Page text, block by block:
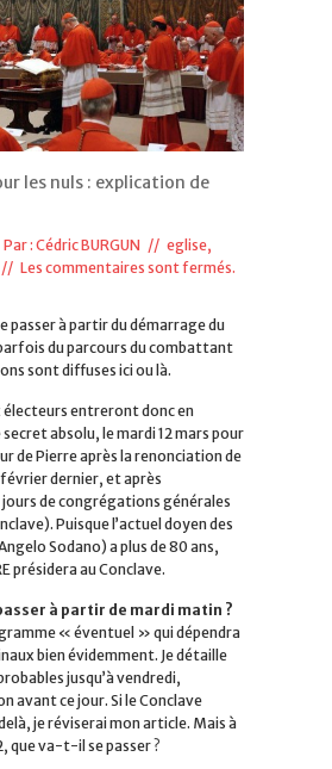
les nuls : explication de
: Cédric BURGUN // eglise,
// Les commentaires sont fermés.
passer à partir du démarrage du
du parcours du combattant
sont diffuses ici ou là.
électeurs entreront donc en
absolu, le mardi 12 mars pour
de Pierre après la renonciation de
dernier, et après
de congrégations générales
Puisque l’actuel doyen des
Sodano) a plus de 80 ans,
présidera au Conclave.
à partir de mardi matin ?
« éventuel » qui dépendra
bien évidemment. Je détaille
jusqu’à vendredi,
avant ce jour. Si le Conclave
je réviserai mon article. Mais à
que va-t-il se passer ?